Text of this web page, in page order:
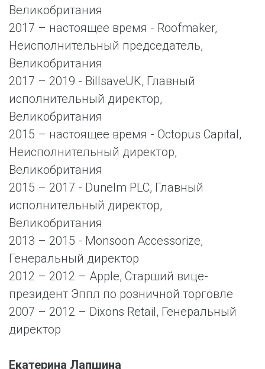
Великобритания
2017 – настоящее время - Roofmaker,
Неисполнительный председатель,
Великобритания
2017 – 2019 - BillsaveUK, Главный
исполнительный директор,
Великобритания
2015 – настоящее время - Octopus Capital,
Неисполнительный директор,
Великобритания
2015 – 2017 - Dunelm PLC, Главный
исполнительный директор,
Великобритания
2013 – 2015 - Monsoon Accessorize,
Генеральный директор
2012 – 2012 – Apple, Старший вице-
президент Эппл по розничной торговле
2007 – 2012 – Dixons Retail, Генеральный
директор
Екатерина Лапшина